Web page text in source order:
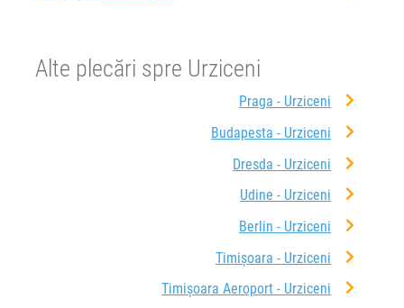
Alte plecări spre Urziceni
Praga - Urziceni
Budapesta - Urziceni
Dresda - Urziceni
Udine - Urziceni
Berlin - Urziceni
Timișoara - Urziceni
Timișoara Aeroport - Urziceni